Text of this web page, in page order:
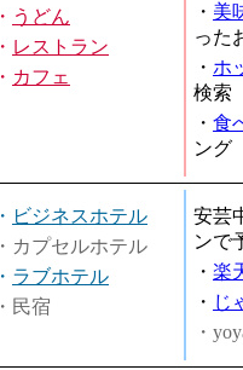
・ うどん
・ レストラン
・ カフェ
・ 美
った
・ ホ
検索
・ 食
ング
・ ビジネスホテル
・カプセルホテル
・ ラブホテル
・民宿
安芸
ンで
・ 楽
・ じ
・